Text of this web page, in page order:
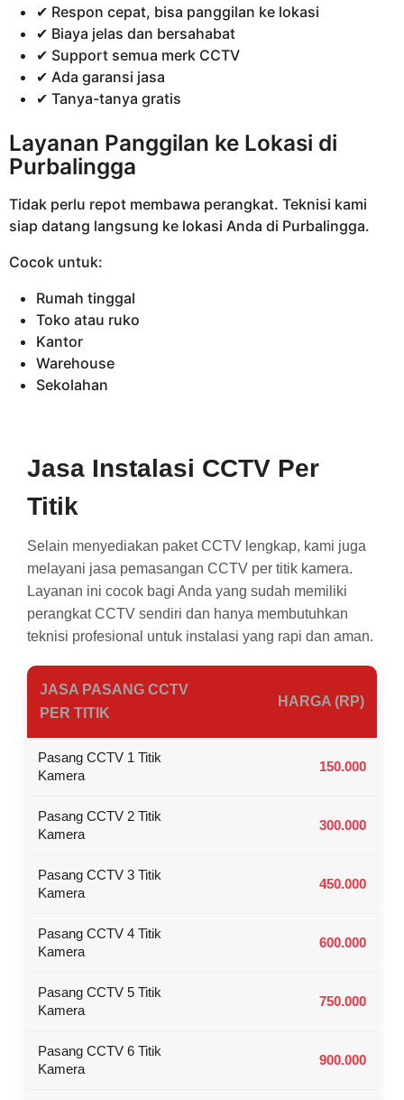
✔ Respon cepat, bisa panggilan ke lokasi
✔ Biaya jelas dan bersahabat
✔ Support semua merk CCTV
✔ Ada garansi jasa
✔ Tanya-tanya gratis
Layanan Panggilan ke Lokasi di
Purbalingga
Tidak perlu repot membawa perangkat. Teknisi kami
siap datang langsung ke lokasi Anda di Purbalingga.
Cocok untuk:
Rumah tinggal
Toko atau ruko
Kantor
Warehouse
Sekolahan
Jasa Instalasi CCTV Per
Titik
Selain menyediakan paket CCTV lengkap, kami juga
melayani jasa pemasangan CCTV per titik kamera.
Layanan ini cocok bagi Anda yang sudah memiliki
perangkat CCTV sendiri dan hanya membutuhkan
teknisi profesional untuk instalasi yang rapi dan aman.
JASA PASANG CCTV
PER TITIK
HARGA (RP)
Pasang CCTV 1 Titik
Kamera
150.000
Pasang CCTV 2 Titik
Kamera
300.000
Pasang CCTV 3 Titik
Kamera
450.000
Pasang CCTV 4 Titik
Kamera
600.000
Pasang CCTV 5 Titik
Kamera
750.000
Pasang CCTV 6 Titik
Kamera
900.000